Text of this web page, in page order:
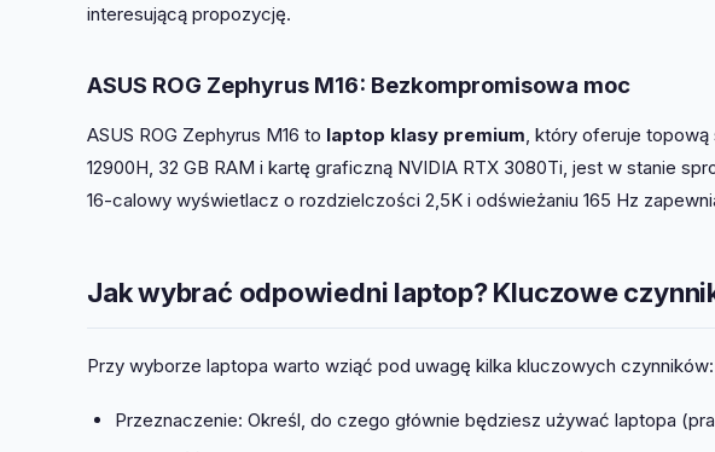
interesującą propozycję.
ASUS ROG Zephyrus M16: Bezkompromisowa moc
ASUS ROG Zephyrus M16 to laptop klasy premium, który oferuje
12900H, 32 GB RAM i kartę graficzną NVIDIA RTX 3080Ti, jest w stanie
16-calowy wyświetlacz o rozdzielczości 2,5K i odświeżaniu 165 Hz
Jak wybrać odpowiedni laptop? Kluczowe
Przy wyborze laptopa warto wziąć pod uwagę kilka kluczowych czynników:
Przeznaczenie: Określ, do czego głównie będziesz używać laptopa